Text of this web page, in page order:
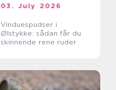
03. July 2026
Vinduespudser i
Ølstykke: sådan får du
skinnende rene ruder